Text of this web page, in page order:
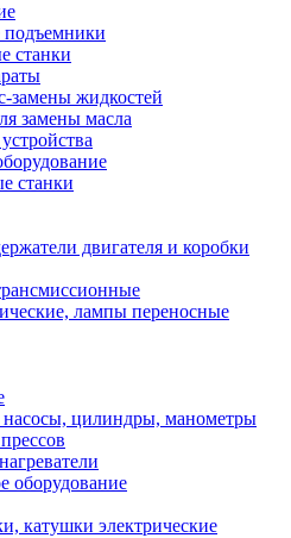
станки
замены жидкостей
замены масла
станки
двигателя и коробки
лампы переносные
насосы, цилиндры, манометры
оборудование
катушки электрические